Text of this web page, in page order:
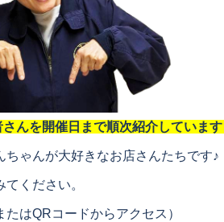
んを開催日まで順次紹介していま
ちゃんが大好きなお店さんたちです♪
ください。
たはQRコードからアクセス）